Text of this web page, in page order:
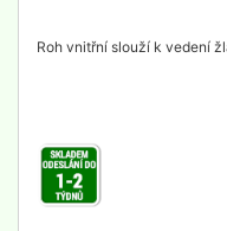
Roh vnitřní slouží k vedení